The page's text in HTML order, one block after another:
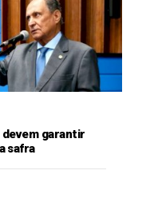
devem garantir
safra